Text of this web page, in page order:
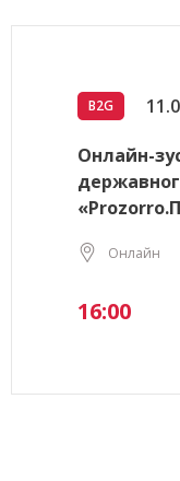
B2G
Онлайн-
Онлайн
16:00